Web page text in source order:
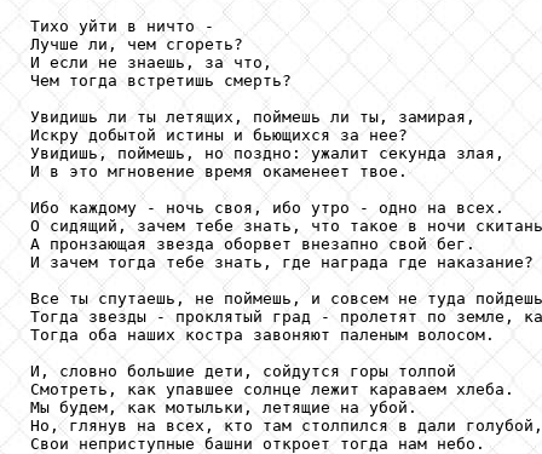
Тихо уйти в ничто -
Лучше ли, чем сгореть?
И если не знаешь, за что,
Чем тогда встретишь смерть?
Увидишь ли ты летящих, поймешь ли ты, замирая,
Искру добытой истины и бьющихся за нее?
Увидишь, поймешь, но поздно: ужалит секунда злая,
И в это мгновение время окаменеет твое.
Ибо каждому - ночь своя, ибо утро - одно на всех.
О сидящий, зачем тебе знать, что такое в ночи
А пронзающая звезда оборвет внезапно свой бег.
И зачем тогда тебе знать, где награда где наказание?
Все ты спутаешь, не поймешь, и совсем не туда
Тогда звезды - проклятый град - пролетят по земле,
Тогда оба наших костра завоняют паленым волосом.
И, словно большие дети, сойдутся горы толпой
Смотреть, как упавшее солнце лежит караваем хлеба.
Мы будем, как мотыльки, летящие на убой.
Но, глянув на всех, кто там столпился в дали голубой,
Свои неприступные башни откроет тогда нам небо.